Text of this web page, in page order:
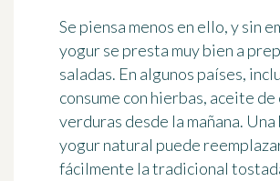
Se piensa menos en ello, y sin
yogur se presta muy bien a
saladas. En algunos países,
consume con hierbas, aceite
verduras desde la mañana. Una
yogur natural puede
fácilmente la tradicional